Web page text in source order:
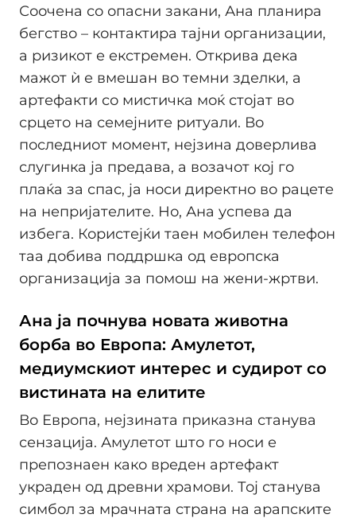
Соочена со опасни закани, Ана планира
бегство – контактира тајни организации,
а ризикот е екстремен. Открива дека
мажот ѝ е вмешан во темни зделки, а
артефакти со мистичка моќ стојат во
срцето на семејните ритуали. Во
последниот момент, нејзина доверлива
слугинка ја предава, а возачот кој го
плаќа за спас, ја носи директно во рацете
на непријателите. Но, Ана успева да
избега. Користејќи таен мобилен телефон
таа добива поддршка од европска
организација за помош на жени-жртви.
Ана ја почнува новата животна
борба во Европа: Амулетот,
медиумскиот интерес и судирот со
вистината на елитите
Во Европа, нејзината приказна станува
сензација. Амулетот што го носи е
препознаен како вреден артефакт
украден од древни храмови. Тој станува
симбол за мрачната страна на арапските